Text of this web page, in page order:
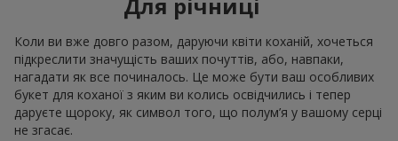
Для річниці
Коли ви вже довго разом, даруючи квіти коханій, хочеться
підкреслити значущість ваших почуттів, або, навпаки,
нагадати як все починалось. Це може бути ваш особливих
букет для коханої з яким ви колись освідчились і тепер
даруєте щороку, як символ того, що полум’я у вашому серці
не згасає.